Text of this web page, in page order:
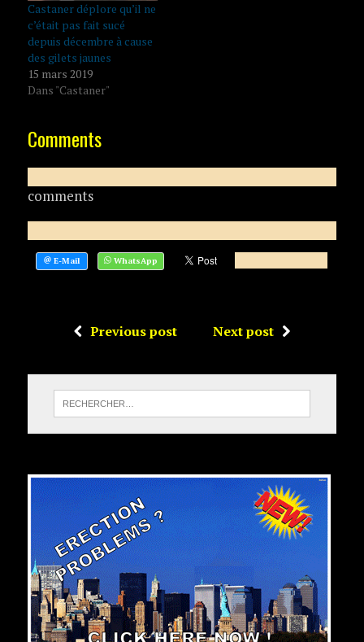
Castaner déplore qu’il ne
c’était pas fait sucé
depuis décembre à cause
des gilets jaunes
15 mars 2019
Dans "Castaner"
Comments
comments
Previous post Next post